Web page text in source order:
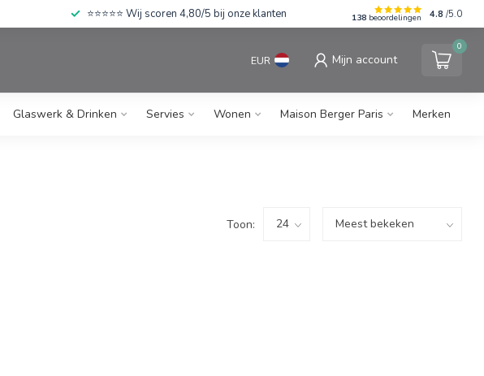
⭐⭐⭐⭐⭐ Wij scoren 4,80/5 bij onze klanten 138 beoordelingen 4.8 /5.0
EUR Mijn account
0
Glaswerk & Drinken Servies Wonen Maison Berger Paris Merken
Toon: